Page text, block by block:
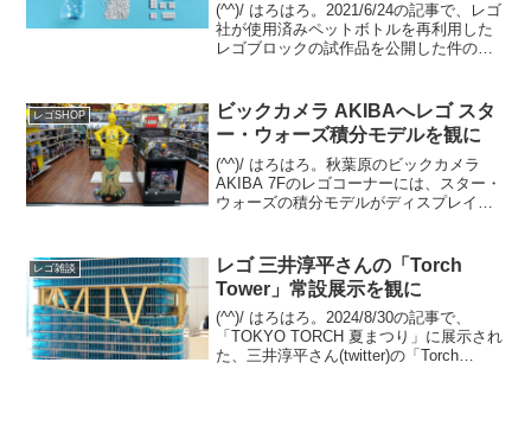
(^^)/ はろはろ。2021/6/24の記事で、レゴ
社が使用済みペットボトルを再利用した
レゴブロックの試作品を公開した件の続
先ほどまで記事が見え...
レゴSHOP
ビックカメラ AKIBAへレゴ スタ
ー・ウォーズ積分モデルを観に
(^^)/ はろはろ。秋葉原のビックカメラ
AKIBA 7Fのレゴコーナーには、スター・
ウォーズの積分モデルがディスプレイさ
リしたアニメ調の積分モデルではなく...
レゴ雑談
レゴ 三井淳平さんの「Torch
Tower」常設展示を観に
(^^)/ はろはろ。2024/8/30の記事で、
「TOKYO TORCH 夏まつり」に展示され
た、三井淳平さん(twitter)の「Torch